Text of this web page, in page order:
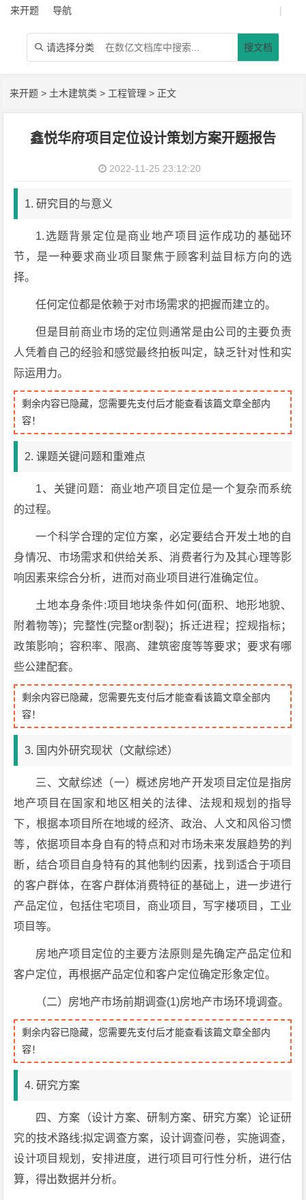
来开题 导航 |
 请选择分类 搜文档
来开题 > 土木建筑类 > 工程管理 > 正文
鑫悦华府项目定位设计策划方案开题报告
2022-11-25 23:12:20
1. 研究目的与意义
1.选题背景定位是商业地产项目运作成功的基础环
节，是一种要求商业项目聚焦于顾客利益目标方向的选
择。
任何定位都是依赖于对市场需求的把握而建立的。
但是目前商业市场的定位则通常是由公司的主要负责
人凭着自己的经验和感觉最终拍板叫定，缺乏针对性和实
际运用力。
剩余内容已隐藏，您需要先支付后才能查看该篇文章全部内
容！
2. 课题关键问题和重难点
1、关键问题：商业地产项目定位是一个复杂而系统
的过程。
一个科学合理的定位方案，必定要结合开发土地的自
身情况、市场需求和供给关系、消费者行为及其心理等影
响因素来综合分析，进而对商业项目进行准确定位。
土地本身条件:项目地块条件如何(面积、地形地貌、
附着物等)；完整性(完整or割裂)；拆迁进程；控规指标；
政策影响；容积率、限高、建筑密度等等要求；要求有哪
些公建配套。
剩余内容已隐藏，您需要先支付后才能查看该篇文章全部内
容！
3. 国内外研究现状（文献综述）
三、文献综述（一）概述房地产开发项目定位是指房
地产项目在国家和地区相关的法律、法规和规划的指导
下，根据本项目所在地域的经济、政治、人文和风俗习惯
等，依据项目本身自有的特点和对市场未来发展趋势的判
断，结合项目自身特有的其他制约因素，找到适合于项目
的客户群体，在客户群体消费特征的基础上，进一步进行
产品定位，包括住宅项目，商业项目，写字楼项目，工业
项目等。
房地产项目定位的主要方法原则是先确定产品定位和
客户定位，再根据产品定位和客户定位确定形象定位。
（二）房地产市场前期调查(1)房地产市场环境调查。
剩余内容已隐藏，您需要先支付后才能查看该篇文章全部内
容！
4. 研究方案
四、方案（设计方案、研制方案、研究方案）论证研
究的技术路线:拟定调查方案，设计调查问卷，实施调查，
设计项目规划，安排进度，进行项目可行性分析，进行估
算，得出数据并分析。